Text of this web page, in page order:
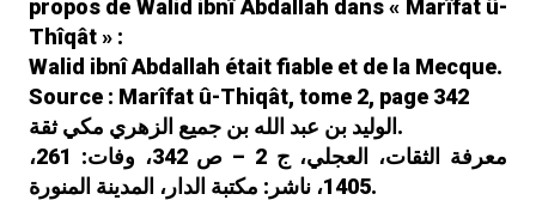
propos de Walid ibnî Abdallah dans « Marîfat û-
Thîqât » :
Walid ibnî Abdallah était fiable et de la Mecque.
Source : Marîfat û-Thiqât, tome 2, page 342
الوليد بن عبد الله بن جميع الزهري مكي ثقة.
معرفة الثقات، العجلي، ج 2 – ص 342، وفات: 261،
1405، ناشر: مكتبة الدار، المدينة المنورة.